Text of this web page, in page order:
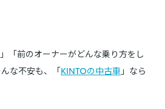
「前のオーナーがどんな乗り方をし
な不安も、「KINTOの中古車 」なら